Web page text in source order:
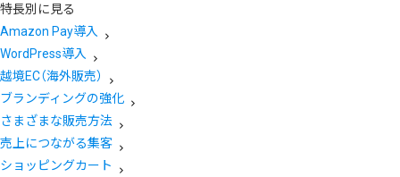
特長別に見る
Amazon Pay導入
WordPress導入
越境EC（海外販売）
ブランディングの強化
さまざまな販売方法
売上につながる集客
ショッピングカート